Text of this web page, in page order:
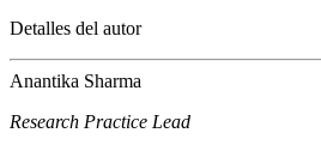
Detalles del autor
Anantika Sharma
Research Practice Lead